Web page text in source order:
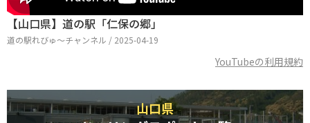
【山口県】道の駅「仁保の郷」
道の駅れびゅ〜チャンネル / 2025-04-19
YouTubeの利用規約
山口県